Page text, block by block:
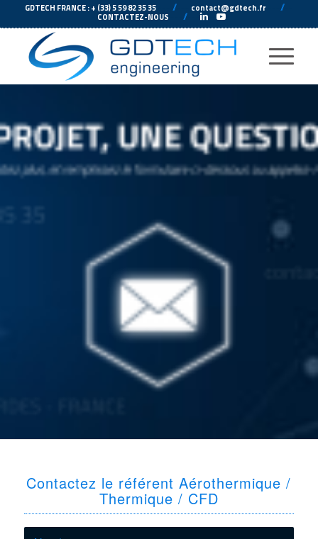
GDTECH FRANCE : + (33) 5 59 82 35 35 //--- contact@gdtech.fr //--
CONTACTEZ-NOUS ---// ---
Contactez le référent Aérothermique /
Thermique / CFD